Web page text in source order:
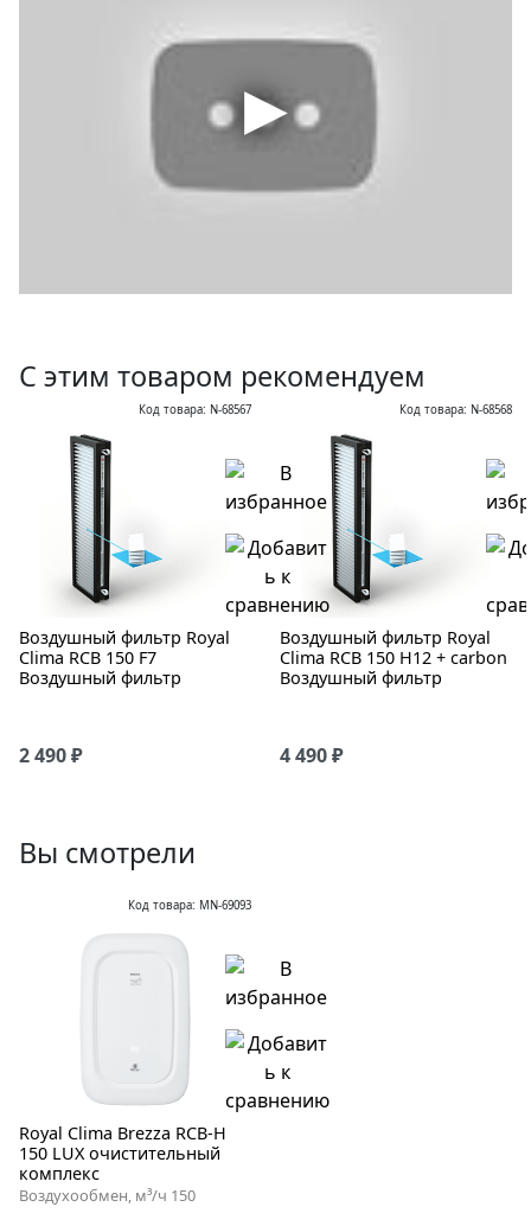
С этим товаром рекомендуем
Код товара: N-68567
Воздушный фильтр Royal
Clima RCB 150 F7
Воздушный фильтр
2 490 ₽
Код товара: N-68568
Воздушный фильтр Royal
Clima RCB 150 H12 + carbon
Воздушный фильтр
4 490 ₽
Вы смотрели
Код товара: MN-69093
Royal Clima Brezza RCB-H
150 LUX очистительный
комплекс
Воздухообмен, м³/ч 150